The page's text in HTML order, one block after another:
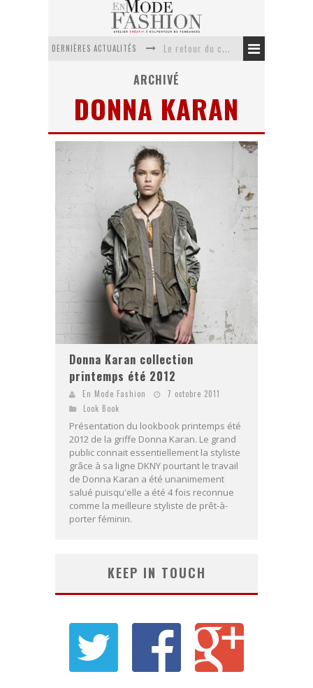
DERNIÈRES ACTUALITÉS
Le retour du cachemire version casual
La trousse de toilette : l’accessoire indispensable de voyage
Week-end spa en automne : quel maillot de bain choisir ?
ARCHIVÉ
DONNA KARAN
Donna Karan collection
printemps été 2012
En Mode Fashion
7 octobre 2011
Look Book
Présentation du lookbook printemps été
2012 de la griffe Donna Karan. Le grand
public connait essentiellement la styliste
grâce à sa ligne DKNY pourtant le travail
de Donna Karan a été unanimement
salué puisqu'elle a été 4 fois reconnue
comme la meilleure styliste de prêt-à-
porter féminin.
KEEP IN TOUCH